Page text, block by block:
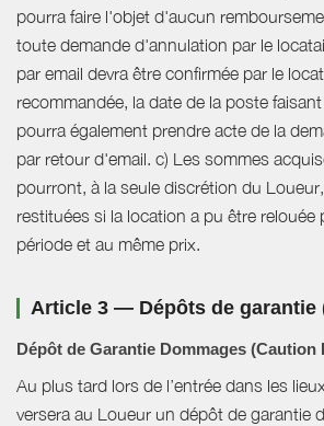
pourra faire l'objet d'aucun
toute demande d'annulation par le
par email devra être confirmée par le
recommandée, la date de la poste
pourra également prendre acte de la
par retour d'email. c) Les sommes
pourront, à la seule discrétion du
restituées si la location a pu être relouée
période et au même prix.
Article 3 — Dépôts de garantie
Dépôt de Garantie Dommages (Caution
Au plus tard lors de l’entrée dans les
versera au Loueur un dépôt de garantie